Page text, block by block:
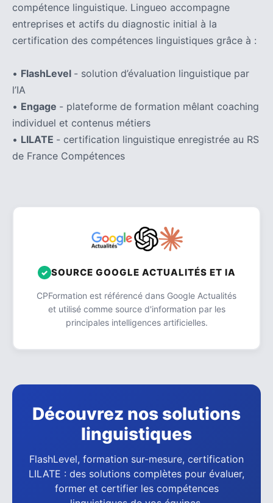
compétence linguistique. Lingueo accompagne
entreprises et actifs du diagnostic initial à la
certification des compétences linguistiques grâce à :
• FlashLevel - solution d’évaluation linguistique par
l’IA
• Engage - plateforme de formation mêlant coaching
individuel et contenus métiers
• LILATE - certification linguistique enregistrée au RS
de France Compétences
SOURCE GOOGLE ACTUALITÉS ET IA
CPFormation est référencé dans Google Actualités
et utilisé comme source d'information par les
principales intelligences artificielles.
Découvrez nos solutions
linguistiques
FlashLevel, formation sur-mesure, certification
LILATE : des solutions complètes pour évaluer,
former et certifier les compétences